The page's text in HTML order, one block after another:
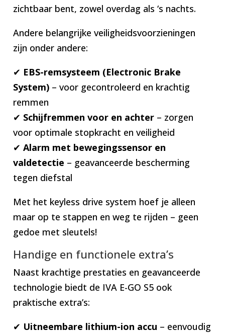
zichtbaar bent, zowel overdag als ‘s nachts.
Andere belangrijke veiligheidsvoorzieningen
zijn onder andere:
✔ EBS-remsysteem (Electronic Brake
System) – voor gecontroleerd en krachtig
remmen
✔ Schijfremmen voor en achter – zorgen
voor optimale stopkracht en veiligheid
✔Alarm met bewegingssensor en
valdetectie – geavanceerde bescherming
tegen diefstal
Met het keyless drive system hoef je alleen
maar op te stappen en weg te rijden – geen
gedoe met sleutels!
Handige en functionele extra’s
Naast krachtige prestaties en geavanceerde
technologie biedt de IVA E-GO S5 ook
praktische extra’s:
✔ Uitneembare lithium-ion accu – eenvoudig